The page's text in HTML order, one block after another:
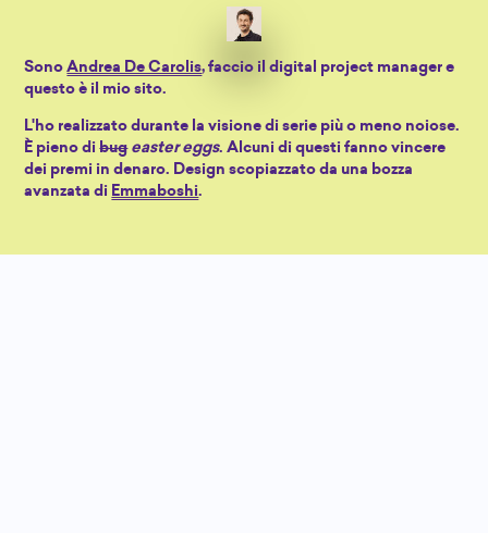
SonoAndrea De Carolis, faccio il digital project manager e
questo è il mio sito.
L'ho realizzato durante la visione di serie più o meno noiose.
È pieno dibug easter eggs. Alcuni di questi fanno vincere
dei premi in denaro. Design scopiazzato da una bozza
avanzata di Emmaboshi.